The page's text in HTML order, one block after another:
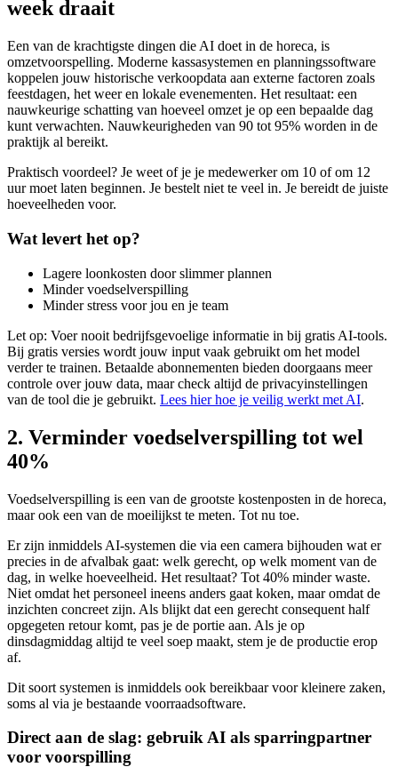
week draait
Een van de krachtigste dingen die AI doet in de horeca, is
omzetvoorspelling. Moderne kassasystemen en planningssoftware
koppelen jouw historische verkoopdata aan externe factoren zoals
feestdagen, het weer en lokale evenementen. Het resultaat: een
nauwkeurige schatting van hoeveel omzet je op een bepaalde dag
kunt verwachten. Nauwkeurigheden van 90 tot 95% worden in de
praktijk al bereikt.
Praktisch voordeel? Je weet of je je medewerker om 10 of om 12
uur moet laten beginnen. Je bestelt niet te veel in. Je bereidt de juiste
hoeveelheden voor.
Wat levert het op?
Lagere loonkosten door slimmer plannen
Minder voedselverspilling
Minder stress voor jou en je team
Let op: Voer nooit bedrijfsgevoelige informatie in bij gratis AI-tools.
Bij gratis versies wordt jouw input vaak gebruikt om het model
verder te trainen. Betaalde abonnementen bieden doorgaans meer
controle over jouw data, maar check altijd de privacyinstellingen
van de tool die je gebruikt. Lees hier hoe je veilig werkt met AI.
2. Verminder voedselverspilling tot wel
40%
Voedselverspilling is een van de grootste kostenposten in de horeca,
maar ook een van de moeilijkst te meten. Tot nu toe.
Er zijn inmiddels AI-systemen die via een camera bijhouden wat er
precies in de afvalbak gaat: welk gerecht, op welk moment van de
dag, in welke hoeveelheid. Het resultaat? Tot 40% minder waste.
Niet omdat het personeel ineens anders gaat koken, maar omdat de
inzichten concreet zijn. Als blijkt dat een gerecht consequent half
opgegeten retour komt, pas je de portie aan. Als je op
dinsdagmiddag altijd te veel soep maakt, stem je de productie erop
af.
Dit soort systemen is inmiddels ook bereikbaar voor kleinere zaken,
soms al via je bestaande voorraadsoftware.
Direct aan de slag: gebruik AI als sparringpartner
voor voorspilling